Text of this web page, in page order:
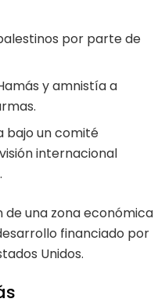
por parte de
y amnistía a
bajo un comité
internacional
una zona económica
financiado por
Unidos.